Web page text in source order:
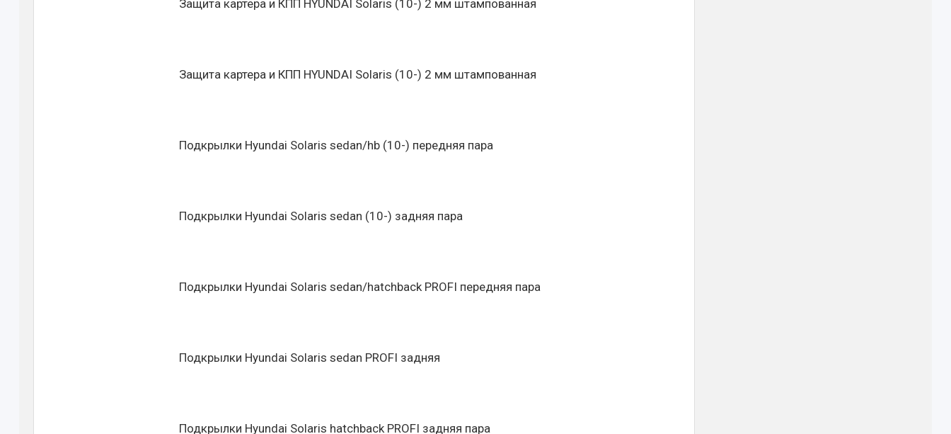
Защита картера и КПП HYUNDAI Solaris (10-) 2 мм штампованная
Защита картера и КПП HYUNDAI Solaris (10-) 2 мм штампованная
Подкрылки Hyundai Solaris sedan/hb (10-) передняя пара
Подкрылки Hyundai Solaris sedan (10-) задняя пара
Подкрылки Hyundai Solaris sedan/hatchback PROFI передняя пара
Подкрылки Hyundai Solaris sedan PROFI задняя
Подкрылки Hyundai Solaris hatchback PROFI задняя пара